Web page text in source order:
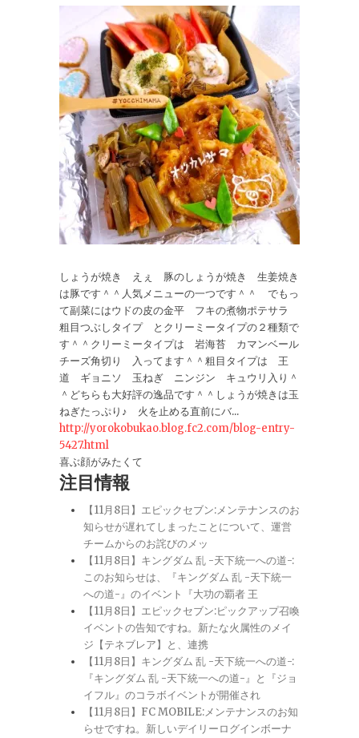
しょうが焼き えぇ 豚のしょうが焼き 生姜焼き
は豚です＾＾人気メニューの一つです＾＾ でもっ
て副菜にはウドの皮の金平 フキの煮物ポテサラ
粗目つぶしタイプ とクリーミータイプの２種類で
す＾＾クリーミータイプは 岩海苔 カマンベール
チーズ角切り 入ってます＾＾粗目タイプは 王
道 ギョニソ 玉ねぎ ニンジン キュウリ入り＾
＾どちらも大好評の逸品です＾＾しょうが焼きは玉
ねぎたっぷり♪ 火を止める直前にバ...
http://yorokobukao.blog.fc2.com/blog-entry-
5427.html
喜ぶ顔がみたくて
注目情報
【11月8日】エピックセブン:メンテナンスのお
知らせが遅れてしまったことについて、運営
チームからのお詫びのメッ
【11月8日】キングダム 乱 -天下統一への道-:
このお知らせは、『キングダム 乱 -天下統一
への道-』のイベント『大功の覇者 王
【11月8日】エピックセブン:ピックアップ召喚
イベントの告知ですね。新たな火属性のメイ
ジ【テネブレア】と、連携
【11月8日】キングダム 乱 -天下統一への道-:
『キングダム 乱 -天下統一への道-』と『ジョ
イフル』のコラボイベントが開催され
【11月8日】FC MOBILE:メンテナンスのお知
らせですね。新しいデイリーログインボーナ